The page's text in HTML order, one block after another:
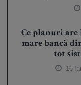
Ce planuri are
mare bancă
tot
16